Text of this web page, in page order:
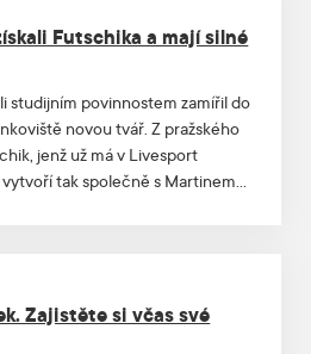
Futschika a mají silné
studijním povinnostem zamířil do
novou tvář. Z pražského
jenž už má v Livesport
tak společně s Martinem
Zajistěte si včas své